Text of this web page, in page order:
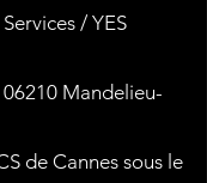
/ YES
Mandelieu-
de Cannes sous le